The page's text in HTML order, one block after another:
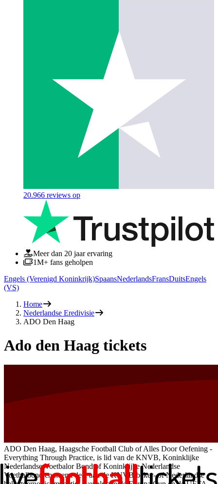
20.966 reviews op
Meer dan 20 jaar ervaring
1M+ fans geholpen
Engels (Verenigd Koninkrijk)SpaansNederlandsFransDuitsEngels
(VS)
Home
Nederlandse Eredivisie
ADO Den Haag
Ado den Haag tickets
ADO Den Haag, Haagsche Football Club of Alles Door Oefening -
Everything Through Practice, is lid van de KNVB, Koninklijke
Nederlandse Voetbalor Bond of Koninklijke Nederlandse
Voetbalbond en neemt deel aan de KNVB-beker- of Nederlandse